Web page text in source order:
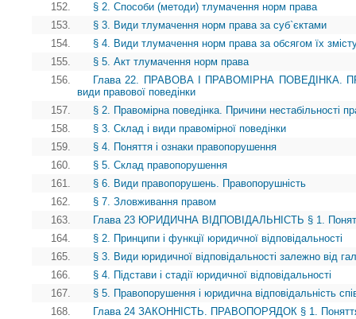
152.
§ 2. Способи (методи) тлумачення норм права
153.
§ 3. Види тлумачення норм права за суб`єктами
154.
§ 4. Види тлумачення норм права за обсягом їх
155.
§ 5. Акт тлумачення норм права
156.
Глава 22. ПРАВОВА І ПРАВОМІРНА ПОВЕДІНКА.
види правової поведінки
157.
§ 2. Правомірна поведінка. Причини нестабільності
158.
§ 3. Склад і види правомірної поведінки
159.
§ 4. Поняття і ознаки правопорушення
160.
§ 5. Склад правопорушення
161.
§ 6. Види правопорушень. Правопорушність
162.
§ 7. Зловживання правом
163.
Глава 23 ЮРИДИЧНА ВІДПОВІДАЛЬНІСТЬ § 1. Поняття
164.
§ 2. Принципи і функції юридичної відповідальності
165.
§ 3. Види юридичної відповідальності залежно від
166.
§ 4. Підстави і стадії юридичної відповідальності
167.
§ 5. Правопорушення і юридична відповідальність
168.
Глава 24 ЗАКОННІСТЬ. ПРАВОПОРЯДОК § 1. Поняття